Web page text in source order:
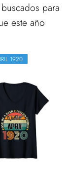
para
este año
1920